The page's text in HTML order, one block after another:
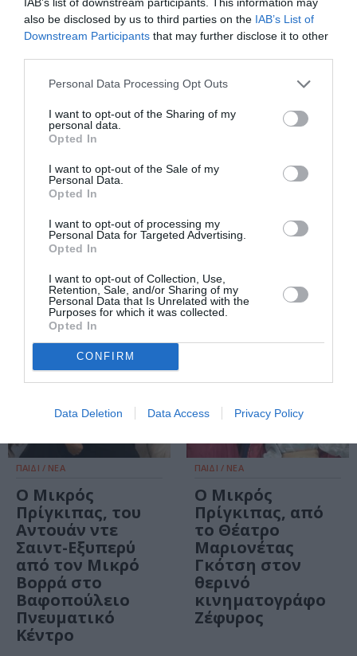
also be disclosed by us to third parties on the IAB’s List of
Downstream Participants that may further disclose it to other
Personal Data Processing Opt Outs
I want to opt-out of the Sharing of my
personal data.
Opted In
I want to opt-out of the Sale of my
Personal Data.
Opted In
I want to opt-out of processing my
Personal Data for Targeted Advertising.
Opted In
I want to opt-out of Collection, Use,
Retention, Sale, and/or Sharing of my
Personal Data that Is Unrelated with the
Purposes for which it was collected.
Opted In
CONFIRM
Data Deletion Data Access Privacy Policy
ΠΑΙΔΙ / ΝΕΑ
Ο Μικρός
Πρίγκιπας, από
το Broadway
Entertainment
Group στο
Μέγαρο
Μουσικής
Θεσσαλονίκης
ΠΑΙΔΙ / ΝΕΑ
Πρίγκιπας, από
στο Studio New
Star Art Cinema
ΠΑΙΔΙ / ΝΕΑ
Ο Μικρός
Πρίγκιπας, του
Αντουάν ντε
Σαιντ-Εξυπερύ
από τον Μικρό
Βορρά στο
Βαφοπούλειο
Πνευματικό
Κέντρο
ΠΑΙΔΙ / ΝΕΑ
Ο Μικρός
Πρίγκιπας, από
το Θέατρο
Μαριονέτας
Γκότση στον
θερινό
κινηματογράφο
Ζέφυρος